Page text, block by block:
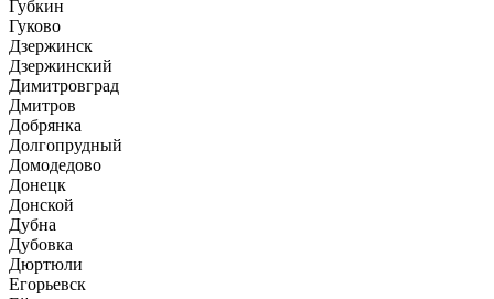
Губкин
Гуково
Дзержинск
Дзержинский
Димитровград
Дмитров
Добрянка
Долгопрудный
Домодедово
Донецк
Донской
Дубна
Дубовка
Дюртюли
Егорьевск